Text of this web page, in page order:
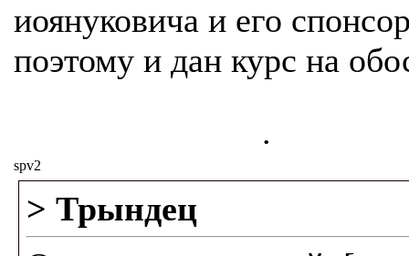
иоянуковича и его
поэтому и дан курс на
.
spv2
> Трындец